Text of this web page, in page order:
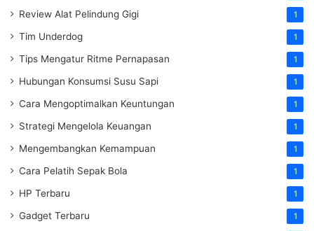
Review Alat Pelindung Gigi 1
Tim Underdog 1
Tips Mengatur Ritme Pernapasan 1
Hubungan Konsumsi Susu Sapi 1
Cara Mengoptimalkan Keuntungan 1
Strategi Mengelola Keuangan 1
Mengembangkan Kemampuan 1
Cara Pelatih Sepak Bola 1
HP Terbaru 1
Gadget Terbaru 1